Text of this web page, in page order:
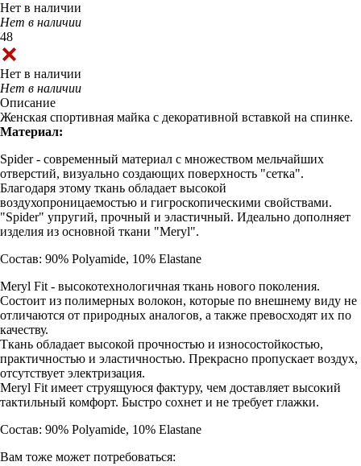
Нет в наличии
Нет в наличии
48
Нет в наличии
Нет в наличии
Описание
Женская спортивная майка с декоративной вставкой на спинке.
Материал:
Spider - современный материал с множеством мельчайших
отверстий, визуально создающих поверхность "сетка".
Благодаря этому ткань обладает высокой
воздухопроницаемостью и гигроскопическими свойствами.
"Spider" упругий, прочный и эластичный. Идеально дополняет
изделия из основной ткани "Meryl".
Состав: 90% Polyamide, 10% Elastane
Meryl Fit - высокотехнологичная ткань нового поколения.
Состоит из полимерных волокон, которые по внешнему виду не
отличаются от природных аналогов, а также превосходят их по
качеству.
Ткань обладает высокой прочностью и износостойкостью,
практичностью и эластичностью. Прекрасно пропускает воздух,
отсутствует электризация.
Meryl Fit имеет струящуюся фактуру, чем доставляет высокий
тактильный комфорт. Быстро сохнет и не требует глажки.
Состав: 90% Polyamide, 10% Elastane
Вам тоже может потребоваться: